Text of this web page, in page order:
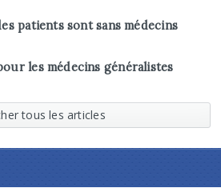
patients sont sans médecins
les médecins généralistes
tous les articles